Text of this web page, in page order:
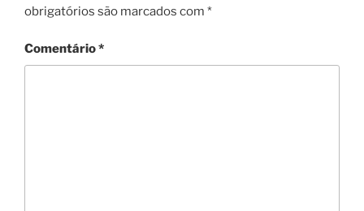
obrigatórios são marcados com *
Comentário*